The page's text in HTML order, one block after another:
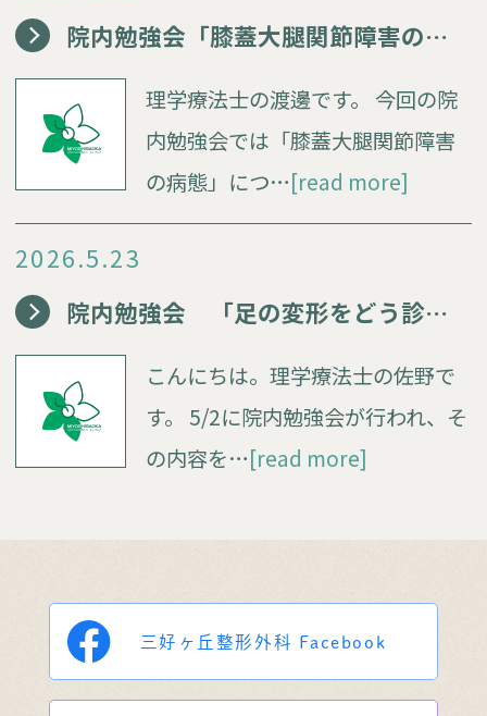
院内勉強会「膝蓋大腿関節障害の病態」
理学療法士の渡邊です。 今回の院
内勉強会では「膝蓋大腿関節障害
の病態」につ…[read more]
2026.5.23
院内勉強会 「足の変形をどう診る？」
こんにちは。理学療法士の佐野で
す。 5/2に院内勉強会が行われ、そ
の内容を…[read more]
三好ヶ丘整形外科 Facebook